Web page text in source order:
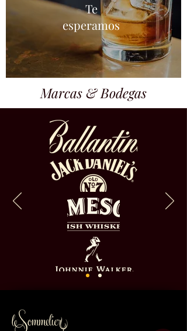
Te
esperamos
Marcas & Bodegas